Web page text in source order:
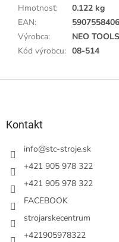
Hmotnosť:
0.122 kg
EAN:
Výrobca:
NEO TOOLS
Kód výrobcu: 08-514
Kontakt
info@stc-stroje.sk
+421 905 978 322
+421 905 978 322
FACEBOOK
strojarskecentrum
+421905978322